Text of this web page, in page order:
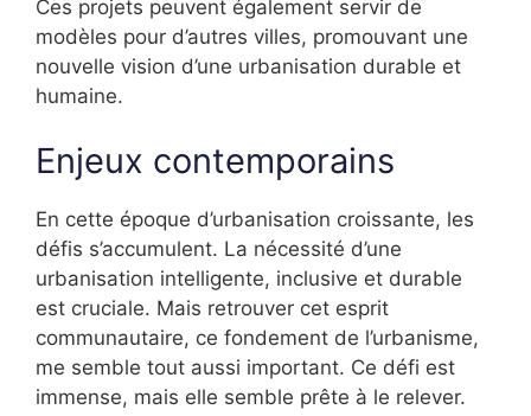
Ces projets peuvent également servir de
modèles pour d’autres villes, promouvant une
nouvelle vision d’une urbanisation durable et
humaine.
Enjeux contemporains
En cette époque d’urbanisation croissante, les
défis s’accumulent. La nécessité d’une
urbanisation intelligente, inclusive et durable
est cruciale. Mais retrouver cet esprit
communautaire, ce fondement de l’urbanisme,
me semble tout aussi important. Ce défi est
immense, mais elle semble prête à le relever.